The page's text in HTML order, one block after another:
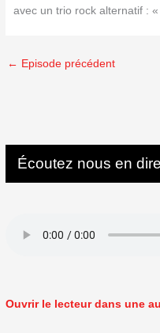
avec un trio rock alternatif :
← Episode précédent
Écoutez nous en
Ouvrir le lecteur dans une